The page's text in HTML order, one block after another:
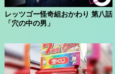
レッツゴー怪奇組おかわり 第八話
「穴の中の男」